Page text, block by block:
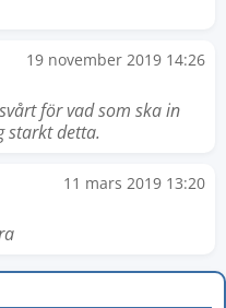
19 november 2019 14:26
för vad som ska in
starkt detta.
11 mars 2019 13:20